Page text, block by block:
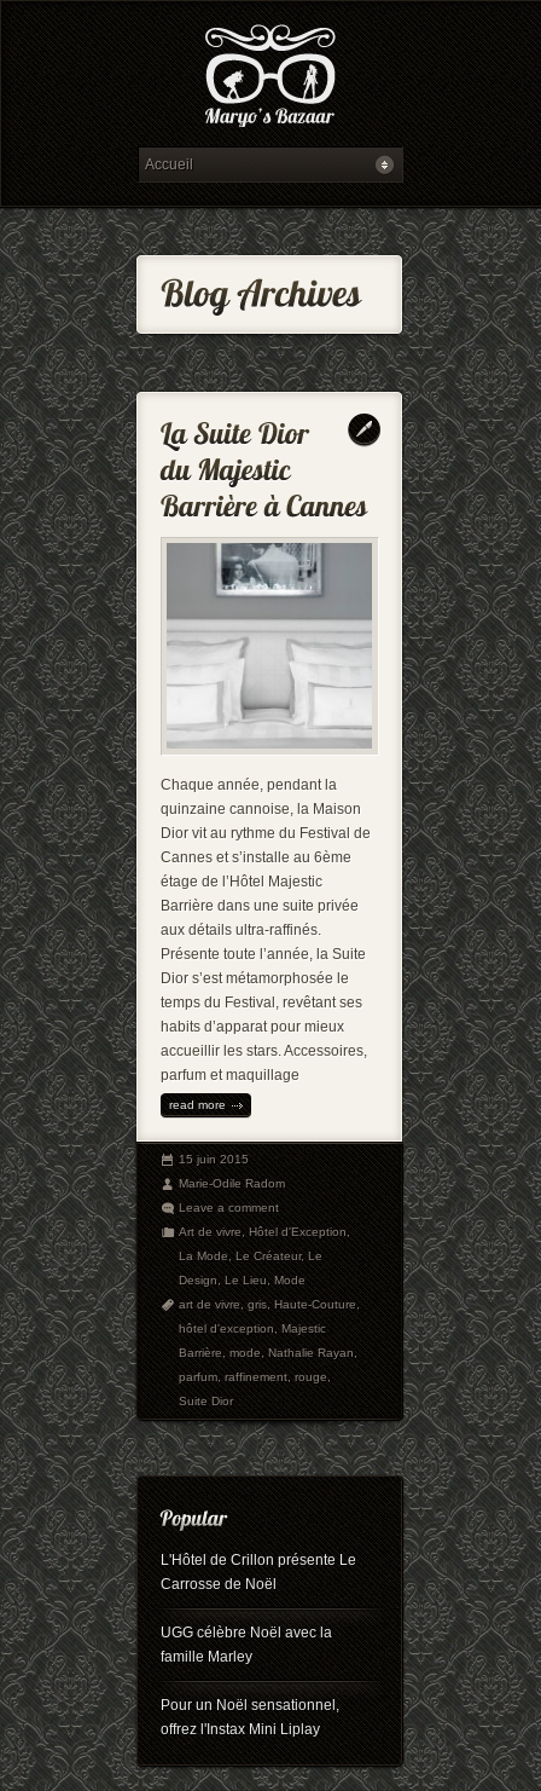
Chaque année, pendant la
quinzaine cannoise, la Maison
Dior vit au rythme du Festival de
Cannes et s’installe au 6ème
étage de l’Hôtel Majestic
Barrière dans une suite privée
aux détails ultra-raffinés.
Présente toute l’année, la Suite
Dior s’est métamorphosée le
temps du Festival, revêtant ses
habits d’apparat pour mieux
accueillir les stars. Accessoires,
parfum et maquillage
read more
15 juin 2015
Marie-Odile Radom
Leave a comment
Art de vivre,Hôtel d'Exception,
La Mode,Le Créateur,Le
Design,Le Lieu,Mode
art de vivre,gris,Haute-Couture,
hôtel d'exception,Majestic
Barrière,mode,Nathalie Rayan,
parfum,raffinement,rouge,
Suite Dior
L'Hôtel de Crillon présente Le
Carrosse de Noël
UGG célèbre Noël avec la
famille Marley
Pour un Noël sensationnel,
offrez l'Instax Mini Liplay